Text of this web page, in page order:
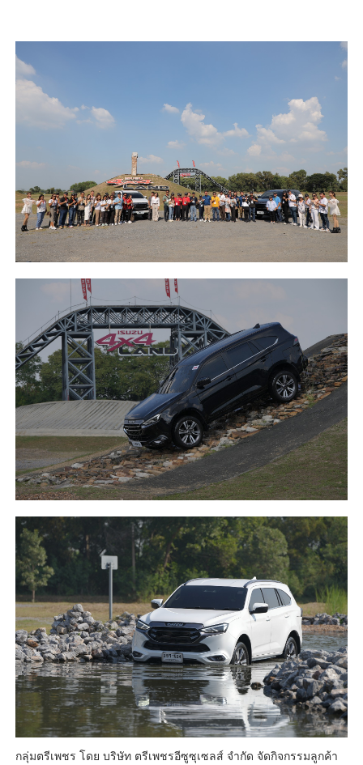
กลุ่มตรีเพชร โดย บริษัท ตรีเพชรอีซูซุเซลส์ จำกัด จัดกิจกรรมลูกค้า